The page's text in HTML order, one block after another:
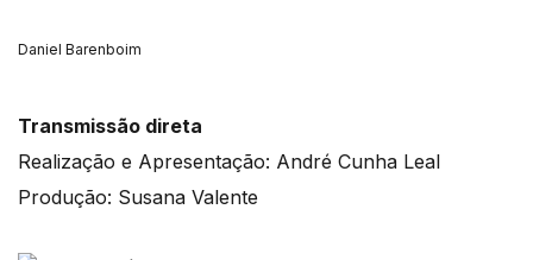
Daniel Barenboim
Transmissão direta
Realização e Apresentação: André Cunha Leal
Produção: Susana Valente